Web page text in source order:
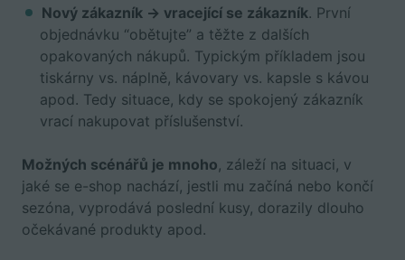
Nový zákazník → vracející se zákazník. První
objednávku “obětujte” a těžte z dalších
opakovaných nákupů. Typickým příkladem jsou
tiskárny vs. náplně, kávovary vs. kapsle s kávou
apod. Tedy situace, kdy se spokojený zákazník
vrací nakupovat příslušenství.
Možných scénářů je mnoho, záleží na situaci, v
jaké se e-shop nachází, jestli mu začíná nebo končí
sezóna, vyprodává poslední kusy, dorazily dlouho
očekávané produkty apod.